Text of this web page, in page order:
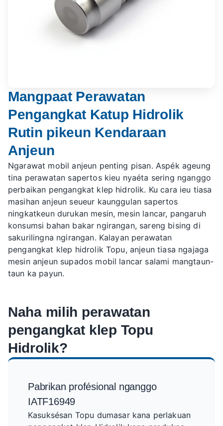
Mangpaat Perawatan
Pengangkat Katup Hidrolik
Rutin pikeun Kendaraan
Anjeun
Ngarawat mobil anjeun penting pisan. Aspék ageung
tina perawatan sapertos kieu nyaéta sering nganggo
perbaikan pengangkat klep hidrolik. Ku cara ieu tiasa
masihan anjeun seueur kaunggulan sapertos
ningkatkeun durukan mesin, mesin lancar, pangaruh
konsumsi bahan bakar ngirangan, sareng bising di
sakurilingna ngirangan. Kalayan perawatan
pengangkat klep hidrolik Topu, anjeun tiasa ngajaga
mesin anjeun supados mobil lancar salami mangtaun-
taun ka payun.
Naha milih perawatan
pengangkat klep Topu
Hidrolik?
Pabrikan profésional nganggo
IATF16949
Kasuksésan Topu dumasar kana perlakuan